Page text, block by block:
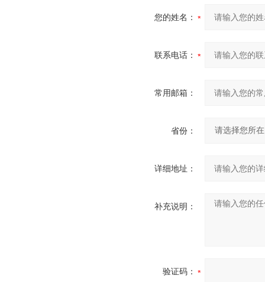
您的姓名：
联系电话：
常用邮箱：
省份：
详细地址：
补充说明：
验证码：